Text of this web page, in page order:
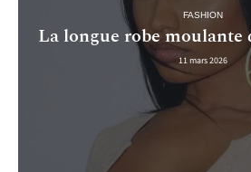
FASHION
La longue robe
11 mars 2026